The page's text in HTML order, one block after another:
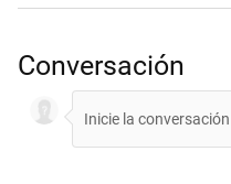
Conversación